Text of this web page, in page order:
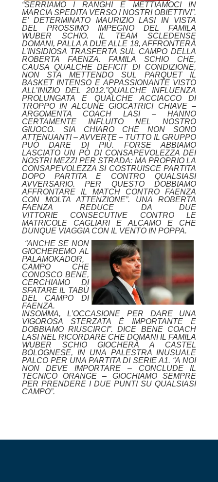
“SERRIAMO I RANGHI E METTIAMOCI IN
MARCIA SPEDITA VERSO I NOSTRI OBIETTIVI”.
E’ DETERMINATO MAURIZIO LASI IN VISTA
DEL PROSSIMO IMPEGNO DEL FAMILA
WUBER SCHIO. IL TEAM SCLEDENSE
DOMANI, PALLA A DUE ALLE 18, AFFRONTERÀ
L’INSIDIOSA TRASFERTA SUL CAMPO DELLA
ROBERTA FAENZA. FAMILA SCHIO CHE,
CAUSA QUALCHE DEFICIT DI CONDIZIONE,
NON STA METTENDO SUL PARQUET IL
BASKET INTENSO E APPASSIONANTE VISTO
ALL’INIZIO DEL 2012.”QUALCHE INFLUENZA
PROLUNGATA E QUALCHE ACCIACCO DI
TROPPO IN ALCUNE GIOCATRICI CHIAVE –
ARGOMENTA COACH LASI – HANNO
CERTAMENTE INFLUITO NEL NOSTRO
GIUOCO. SIA CHIARO CHE NON SONO
ATTENUANTI – AVVERTE – TUTTO IL GRUPPO
PUÒ DARE DI PIÙ. FORSE ABBIAMO
LASCIATO UN PÒ DI CONSAPEVOLEZZA DEI
NOSTRI MEZZI PER STRADA: MA PROPRIO LA
CONSAPEVOLEZZA SI COSTRUISCE PARTITA
DOPO PARTITA E CONTRO QUALSIASI
AVVERSARIO. PER QUESTO DOBBIAMO
AFFRONTARE IL MATCH CONTRO FAENZA
CON MOLTA ATTENZIONE”. UNA ROBERTA
FAENZA REDUCE DA DUE
VITTORIE CONSECUTIVE CONTRO LE
MATRICOLE CAGLIARI E ALCAMO E CHE
DUNQUE VIAGGIA CON IL VENTO IN POPPA.
“ANCHE SE NON
GIOCHEREMO AL
PALAMOKADOR,
CAMPO CHE
CONOSCO BENE,
CERCHIAMO DI
SFATARE IL TABÙ
DEL CAMPO DI
FAENZA.
INSOMMA, L’OCCASIONE PER DARE UNA
VIGOROSA STERZATA È IMPORTANTE E
DOBBIAMO RIUSCIRCI”. DICE BENE COACH
LASI NEL RICORDARE CHE DOMANI IL FAMILA
WUBER SCHIO GIOCHERÀ A CASTEL
BOLOGNESE, IN UNA PALESTRA INUSUALE
PALCO PER UNA PARTITA DI SERIE A1. “A NOI
NON DEVE IMPORTARE – CONCLUDE IL
TECNICO ORANGE – GIOCHIAMO SEMPRE
PER PRENDERE I DUE PUNTI SU QUALSIASI
CAMPO”.